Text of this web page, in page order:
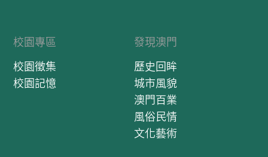
督，孔明有書到 （白） 乜話，這個野道又有書到？（介） 呈
上來一觀（介） （念白） 弟亮有書來拜奉，敬達都督小周
公，自從勞師與動眾，假途滅虢也相同，既是無才不可動，
若是無勇莫稱雄，卵子焉能擋山重，草蛇怎敢敵蛟龍，莫要
逞能把計弄，速速收兵回江東，勸都督，須保重，忍些氣，
莫稱雄，從此後，且莫動，若不知機要你命歸終，命歸終，
吐鮮紅。我罵一聲你個孔明你言放縱； 真令本督氣難容。
校園專區
校園徵集
校園記憶
發現澳門
歷史回眸
城市風貌
澳門百業
風俗民情
文化藝術